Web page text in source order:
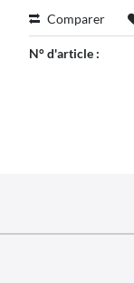
Comparer
N° d'article :